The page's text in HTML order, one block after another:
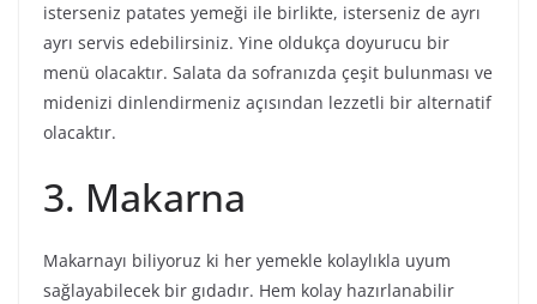
isterseniz patates yemeği ile birlikte, isterseniz de ayrı
ayrı servis edebilirsiniz. Yine oldukça doyurucu bir
menü olacaktır. Salata da sofranızda çeşit bulunması ve
midenizi dinlendirmeniz açısından lezzetli bir alternatif
olacaktır.
3. Makarna
Makarnayı biliyoruz ki her yemekle kolaylıkla uyum
sağlayabilecek bir gıdadır. Hem kolay hazırlanabilir